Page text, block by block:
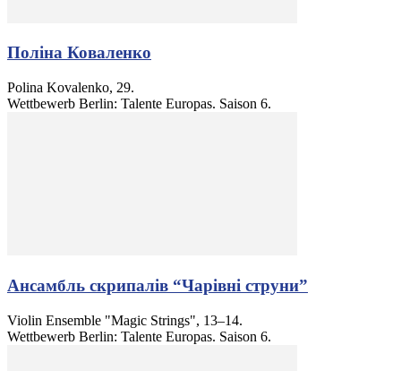
Поліна Коваленко
Polina Kovalenko, 29.
Wettbewerb Berlin: Talente Europas. Saison 6.
Ансамбль скрипалів “Чарівні струни”
Violin Ensemble "Magic Strings", 13–14.
Wettbewerb Berlin: Talente Europas. Saison 6.